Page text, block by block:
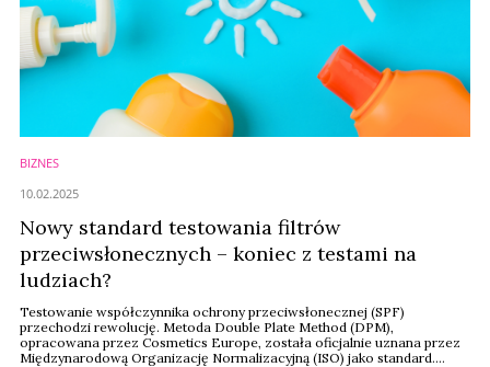
BIZNES
Nowy standard testowania filtrów
przeciwsłonecznych – koniec z testami na
ludziach?
Testowanie współczynnika ochrony przeciwsłonecznej (SPF)
przechodzi rewolucję. Metoda Double Plate Method (DPM),
opracowana przez Cosmetics Europe, została oficjalnie uznana przez
Międzynarodową Organizację Normalizacyjną (ISO) jako standard.
10.02.2025